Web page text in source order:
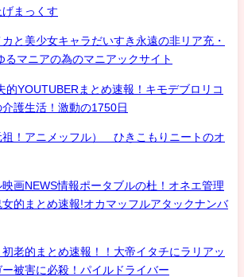
まっくす
と美少女キャラだいすき永遠の非リア充・
るマニアの為のマニアックサイト
的YOUTUBERまとめ速報！キモデブロリコ
護生活！激動の1750日
祖！アニメッフル） ひきこもりニートのオ
画NEWS情報ポータブルの杜！オネエ管理
女的まとめ速報!オカマッフルアタックナンバ
老的まとめ速報！！大帝イタチにラリアッ
ー被害に必殺！パイルドライバー